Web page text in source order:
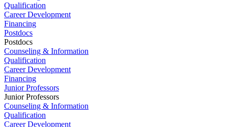
Qualification
Career Development
Financing
Postdocs
Postdocs
Counseling & Information
Qualification
Career Development
Financing
Junior Professors
Junior Professors
Counseling & Information
Qualification
Career Development